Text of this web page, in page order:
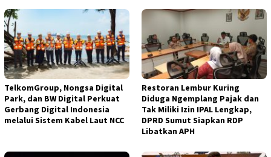
TelkomGroup, Nongsa Digital
Park, dan BW Digital Perkuat
Gerbang Digital Indonesia
melalui Sistem Kabel Laut NCC
Restoran Lembur Kuring
Diduga Ngemplang Pajak dan
Tak Miliki Izin IPAL Lengkap,
DPRD Sumut Siapkan RDP
Libatkan APH